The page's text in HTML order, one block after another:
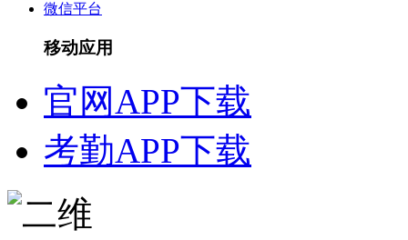
微信平台
移动应用
官网APP下载
考勤APP下载